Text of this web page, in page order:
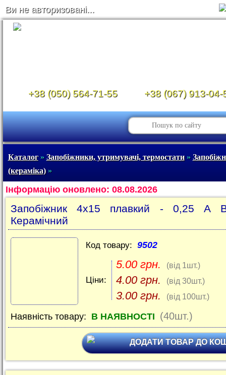
Ви не авторизовані...
+38 (050) 564-71-55 +38 (067) 913-04-
Каталог» Запобіжники, утримувачі, термостати»
(кераміка)»
Інформацію оновлено: 08.08.2026
Запобіжник 4x15 плавкий - 0,25 A
Керамічний
Код товару: 9502
Ціни:
5.00 грн. (від 1шт.)
4.00 грн. (від 30шт.)
3.00 грн. (від 100шт.)
Наявність товару: В НАЯВНОСТІ (40шт.)
ДОДАТИ ТОВАР ДО